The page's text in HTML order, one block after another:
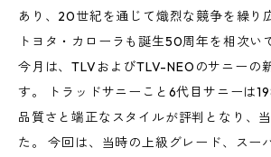
あり、20世紀を通じて熾烈な競争を繰り
トヨタ・カローラも誕生50周年を相次い
今月は、TLVおよびTLV-NEOのサニーの
す。 トラッドサニーこと6代目サニーは
品質さと端正なスタイルが評判となり、
た。 今回は、当時の上級グレード、スー